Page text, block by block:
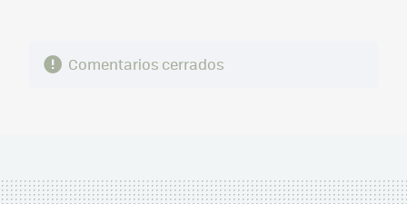
Comentarios cerrados